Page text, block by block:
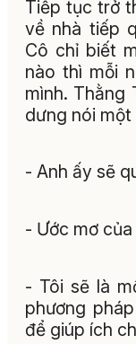
Tiếp tục trở
về nhà tiếp
Cô chỉ biết
nào thì mỗi
mình. Thằng
dưng nói
- Anh ấy sẽ
- Ước mơ
- Tôi sẽ là
phương
để giúp ích